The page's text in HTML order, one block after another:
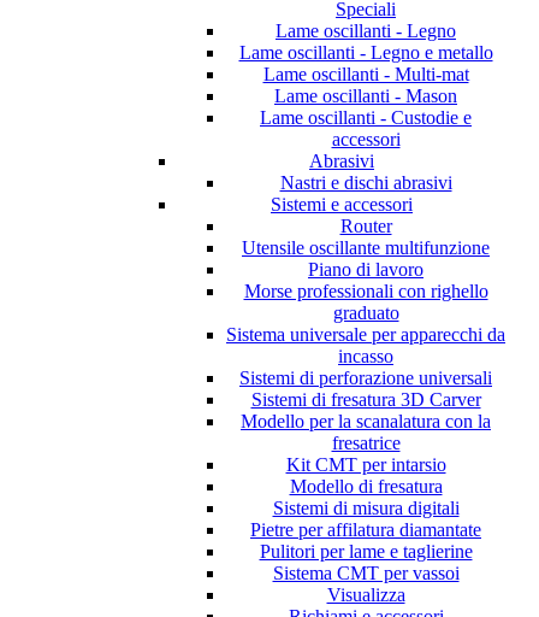
Speciali
Lame oscillanti - Legno
Lame oscillanti - Legno e metallo
Lame oscillanti - Multi-mat
Lame oscillanti - Mason
Lame oscillanti - Custodie e
accessori
Abrasivi
Nastri e dischi abrasivi
Sistemi e accessori
Router
Utensile oscillante multifunzione
Piano di lavoro
Morse professionali con righello
graduato
Sistema universale per apparecchi da
incasso
Sistemi di perforazione universali
Sistemi di fresatura 3D Carver
Modello per la scanalatura con la
fresatrice
Kit CMT per intarsio
Modello di fresatura
Sistemi di misura digitali
Pietre per affilatura diamantate
Pulitori per lame e taglierine
Sistema CMT per vassoi
Visualizza